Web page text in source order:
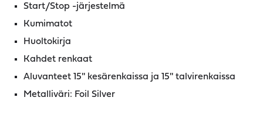
Start/Stop -järjestelmä
Kumimatot
Huoltokirja
Kahdet renkaat
Aluvanteet 15'' kesärenkaissa ja 15'' talvirenkaissa
Metalliväri: Foil Silver